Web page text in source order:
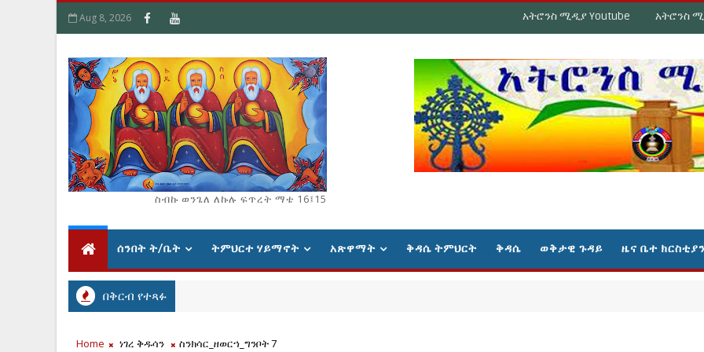
Aug 8, 2026 አትሮንስ ሚዲያ Youtube አትሮንስ
ስብኩ ወንጌለ ለኩሉ ፍጥረት ማቴ 16፤15
ሰንበት ት/ቤት ትምህርተ ሃይማኖት አጽዋማት ቅዳሴ ትምህርት ቅዳሴ ወቅታዊ ጉዳይ ዜና ቤተ ክርስቲያን
በቅርብ የተጻፉ
Home ነገረ ቅዱሳን ስንክሳር_ዘወርኀ_ግንቦት 7